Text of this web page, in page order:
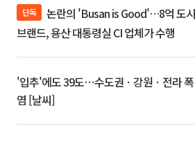
단독
브랜드, 용산 대통령실 CI 업체가 수행
'입추'에도 39도⋯수도권ㆍ강원ㆍ전라 폭
염 [날씨]